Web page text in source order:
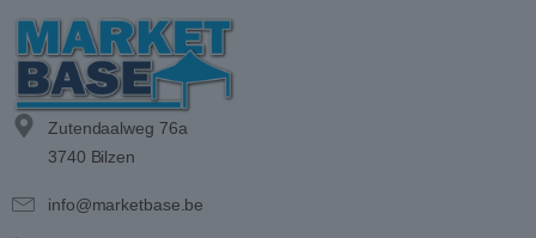
Zutendaalweg 76a
3740 Bilzen
info@marketbase.be